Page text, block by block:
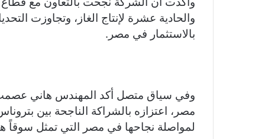
والحادية عشرة لإنتاج الغاز، وتجاوزت
بالاستثمار في مصر.
وفي سياق متصل أكد المهندس هاني عصمت،
مصر، اعتزازه بالشراكة الناجحة بين
لمواصلة نجاحها في مصر التي تمثل سوقاً